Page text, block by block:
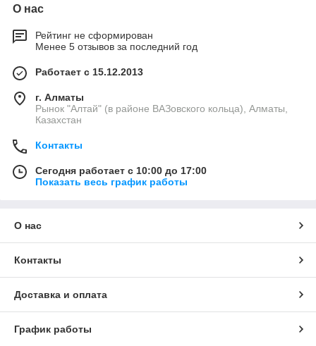
О нас
Рейтинг не сформирован
Менее 5 отзывов за последний год
Работает с 15.12.2013
г. Алматы
Рынок "Алтай" (в районе ВАЗовского кольца), Алматы,
Казахстан
Контакты
Сегодня работает с 10:00 до 17:00
Показать весь график работы
О нас
Контакты
Доставка и оплата
График работы